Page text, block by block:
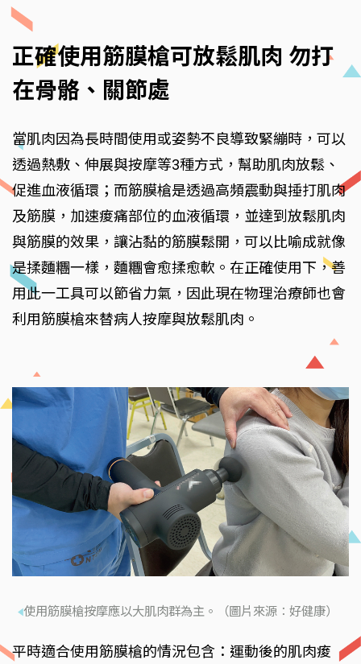
正確使用筋膜槍可放鬆肌肉 勿打
在骨骼、關節處
當肌肉因為長時間使用或姿勢不良導致緊繃時，可以
透過熱敷、伸展與按摩等3種方式，幫助肌肉放鬆、
促進血液循環；而筋膜槍是透過高頻震動與捶打肌肉
及筋膜，加速痠痛部位的血液循環，並達到放鬆肌肉
與筋膜的效果，讓沾黏的筋膜鬆開，可以比喻成就像
是揉麵糰一樣，麵糰會愈揉愈軟。在正確使用下，善
用此一工具可以節省力氣，因此現在物理治療師也會
利用筋膜槍來替病人按摩與放鬆肌肉。
使用筋膜槍按摩應以大肌肉群為主。（圖片來源：好健康）
平時適合使用筋膜槍的情況包含：運動後的肌肉痠